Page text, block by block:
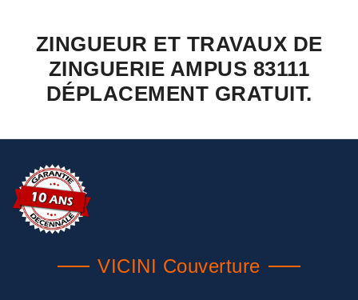
ZINGUEUR ET TRAVAUX DE
ZINGUERIE AMPUS 83111
DÉPLACEMENT GRATUIT.
VICINI Couverture